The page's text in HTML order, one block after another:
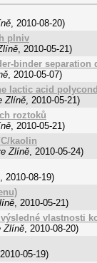
, 2010-08-20)
plniv
, 2010-05-21)
binder
, 2010-05-07)
lactic acid
Zlíně, 2010-05-21)
roztoků
, 2010-05-21)
kaolin
Zlíně, 2010-05-24)
, 2010-08-19)
, 2010-05-21)
vlastnosti
Zlíně, 2010-08-20)
2010-05-19)